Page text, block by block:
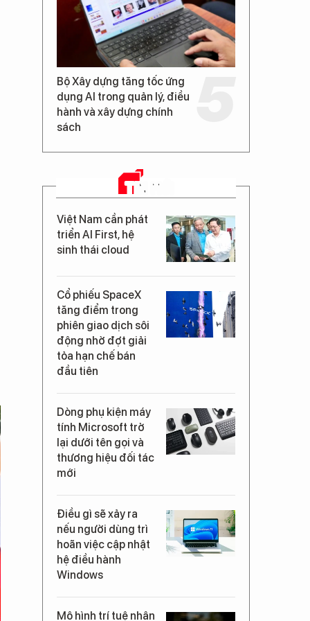
Bộ Xây dựng tăng tốc ứng
dụng AI trong quản lý, điều
hành và xây dựng chính
sách
TIN MỚI
Việt Nam cần phát
triển AI First, hệ
sinh thái cloud
Cổ phiếu SpaceX
tăng điểm trong
phiên giao dịch sôi
động nhờ đợt giải
tỏa hạn chế bán
đầu tiên
Dòng phụ kiện máy
tính Microsoft trở
lại dưới tên gọi và
thương hiệu đối tác
mới
Điều gì sẽ xảy ra
nếu người dùng trì
hoãn việc cập nhật
hệ điều hành
Windows
Mô hình trí tuệ nhân